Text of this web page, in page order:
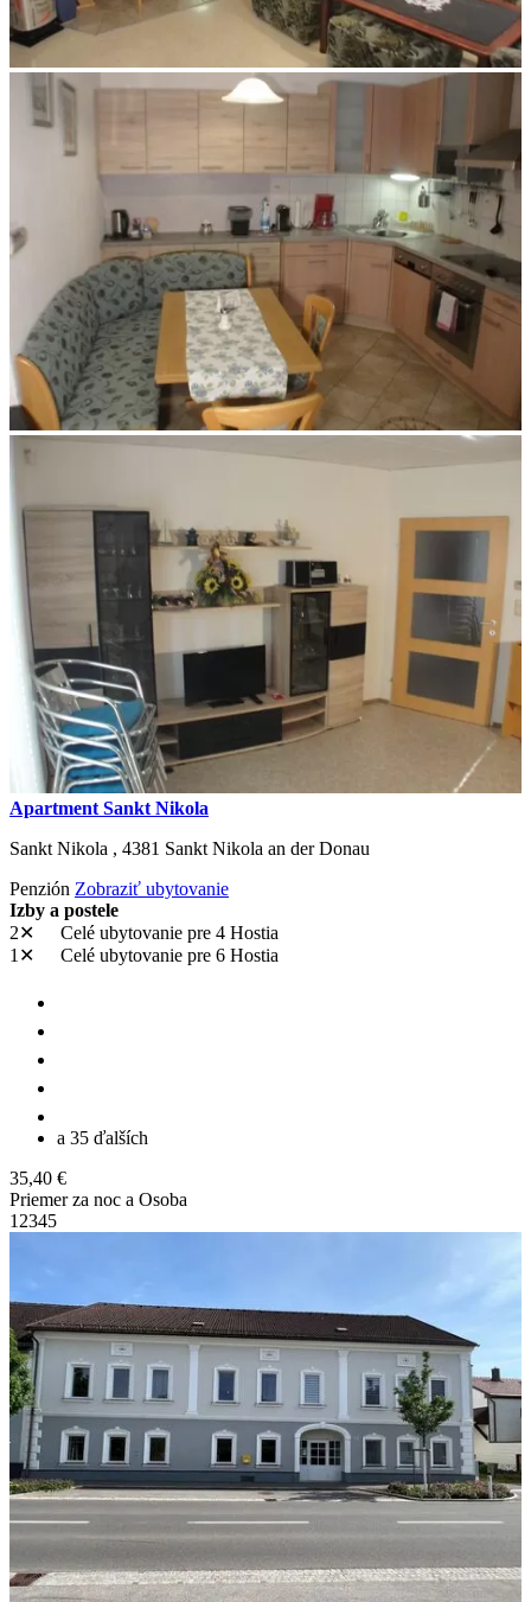
Apartment Sankt Nikola
Sankt Nikola , 4381 Sankt Nikola an der Donau
Penzión Zobraziť ubytovanie
Izby a postele
2✕
Celé ubytovanie pre 4 Hostia
1✕
Celé ubytovanie pre 6 Hostia
a 35 ďalších
35,40 €
Priemer za noc a Osoba
12345